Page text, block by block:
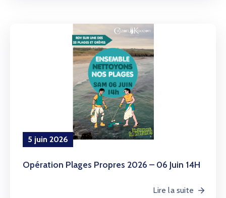
5 juin 2026
Opération Plages Propres 2026 – 06 Juin 14H
Lire la suite